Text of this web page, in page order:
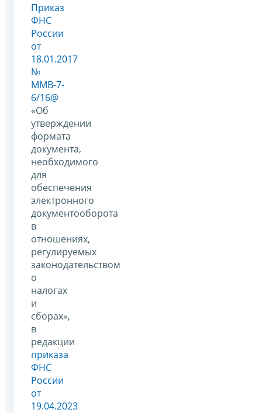
Приказ
ФНС
России
от
18.01.2017
№
ММВ-7-
6/16@
«Об
утверждении
формата
документа,
необходимого
для
обеспечения
электронного
документооборота
в
отношениях,
регулируемых
законодательством
о
налогах
и
сборах»,
в
редакции
приказа
ФНС
России
от
19.04.2023